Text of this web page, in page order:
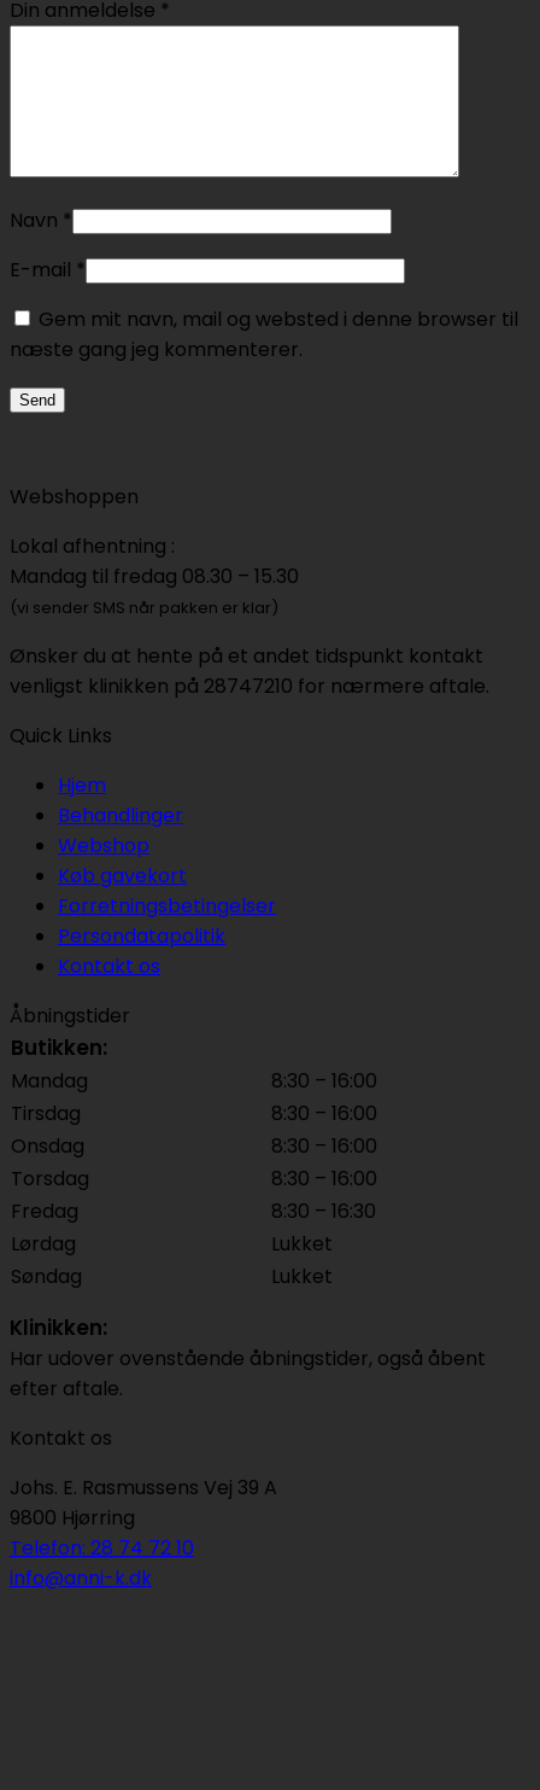
Din anmeldelse *
Navn *
E-mail *
Gem mit navn, mail og websted i denne browser til
næste gang jeg kommenterer.
Webshoppen
Lokal afhentning :
Mandag til fredag 08.30 – 15.30
(vi sender SMS når pakken er klar)
Ønsker du at hente på et andet tidspunkt kontakt
venligst klinikken på 28747210 for nærmere aftale.
Quick Links
Hjem
Behandlinger
Webshop
Køb gavekort
Forretningsbetingelser
Persondatapolitik
Kontakt os
Åbningstider
Butikken:
Mandag
8:30 – 16:00
Tirsdag
8:30 – 16:00
Onsdag
8:30 – 16:00
Torsdag
8:30 – 16:00
Fredag
8:30 – 16:30
Lørdag
Lukket
Søndag
Lukket
Klinikken:
Har udover ovenstående åbningstider, også åbent
efter aftale.
Kontakt os
Johs. E. Rasmussens Vej 39 A
9800 Hjørring
Telefon: 28 74 72 10
info@anni-k.dk